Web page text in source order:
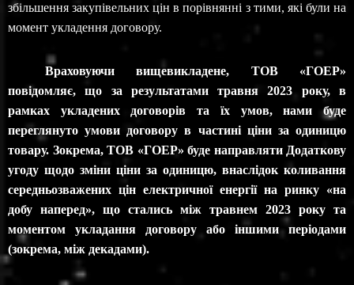
збільшення закупівельних цін в порівнянні з тими, які були на
момент укладення договору.
Враховуючи вищевикладене, ТОВ «ГОЕР»
повідомляє, що за результатами травня 2023 року, в
рамках укладених договорів та їх умов, нами буде
переглянуто умови договору в частині ціни за одиницю
товару. Зокрема, ТОВ «ГОЕР» буде направляти Додаткову
угоду щодо зміни ціни за одиницю, внаслідок коливання
середньозважених цін електричної енергії на ринку «на
добу наперед», що стались між травнем 2023 року та
моментом укладання договору або іншими періодами
(зокрема, між декадами).